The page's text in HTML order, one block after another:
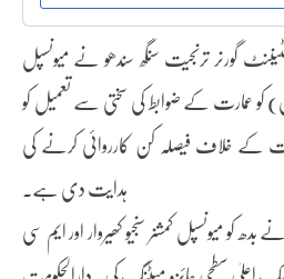
لیفٹیننٹ گورنر ترنجیت سنگھ سندھو نے میونسپل
عمارت کے ضوابط کی سختی سے تعمیل کو
کے خلاف فیصلہ کن کارروائی کرنے کی
ہدایت دی ہے۔
کو میونسپل کمشنر سنجیو کھیروار اور ایم سی